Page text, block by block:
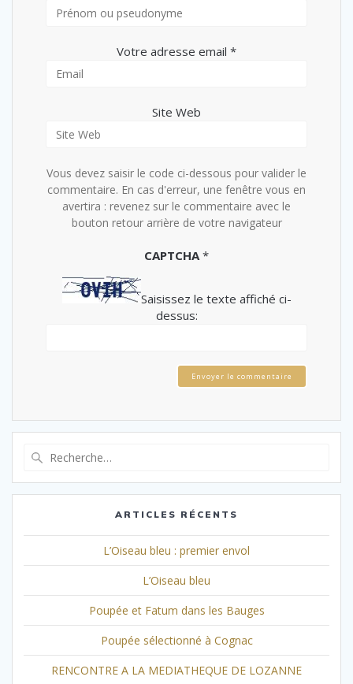
Votre adresse email *
Site Web
Vous devez saisir le code ci-dessous pour valider le
commentaire. En cas d'erreur, une fenêtre vous en
avertira : revenez sur le commentaire avec le
bouton retour arrière de votre navigateur
CAPTCHA*
Saisissez le texte affiché ci-
dessus:
Envoyer le commentaire
:
ARTICLES RÉCENTS
L’Oiseau bleu : premier envol
L’Oiseau bleu
Poupée et Fatum dans les Bauges
Poupée sélectionné à Cognac
RENCONTRE A LA MEDIATHEQUE DE LOZANNE